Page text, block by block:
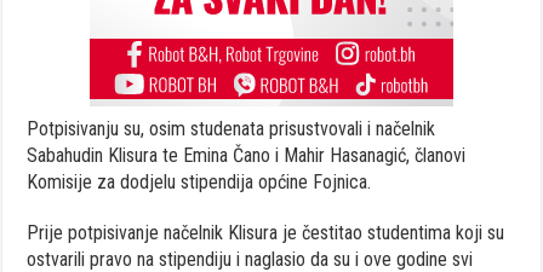
Potpisivanju su, osim studenata prisustvovali i načelnik
Sabahudin Klisura te Emina Čano i Mahir Hasanagić, članovi
Komisije za dodjelu stipendija općine Fojnica.
Prije potpisivanje načelnik Klisura je čestitao studentima koji su
ostvarili pravo na stipendiju i naglasio da su i ove godine svi